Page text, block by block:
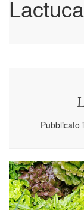
Lactuca
Pubblicato